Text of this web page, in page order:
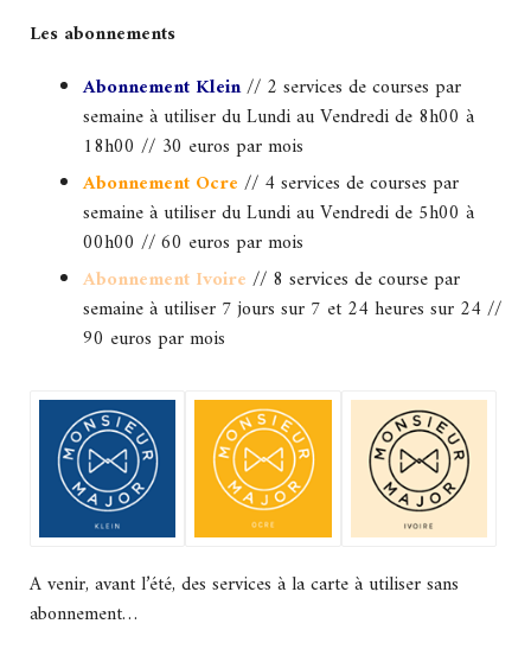
Les abonnements
Abonnement Klein// 2 services de courses par
semaine à utiliser du Lundi au Vendredi de 8h00 à
18h00 // 30 euros par mois
Abonnement Ocre // 4 services de courses par
semaine à utiliser du Lundi au Vendredi de 5h00 à
00h00 // 60 euros par mois
Abonnement Ivoire // 8 services de course par
semaine à utiliser 7 jours sur 7 et 24 heures sur 24 //
90 euros par mois
A venir, avant l’été, des services à la carte à utiliser sans
abonnement…